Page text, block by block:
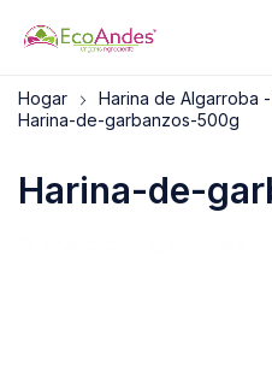
Hogar
Harina de Algarroba -
Harina-de-garbanzos-500g
Harina-de-